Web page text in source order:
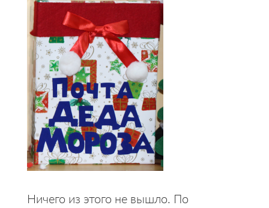
Ничего из этого не вышло. По